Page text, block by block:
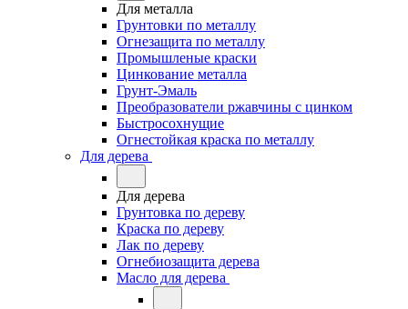
Для металла
Грунтовки по металлу
Огнезащита по металлу
Промышленые краски
Цинкование металла
Грунт-Эмаль
Преобразователи ржавчины с цинком
Быстросохнущие
Огнестойкая краска по металлу
Для дерева
Для дерева
Грунтовка по дереву
Краска по дереву
Лак по дереву
Огнебиозащита дерева
Масло для дерева